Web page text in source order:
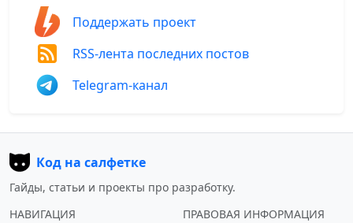
Поддержать проект
RSS-лента последних постов
Telegram-канал
Код на салфетке
Гайды, статьи и проекты про разработку.
НАВИГАЦИЯ
ПРАВОВАЯ ИНФОРМАЦИЯ